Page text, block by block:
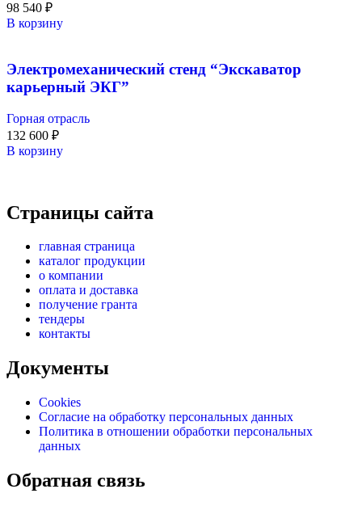
98 540 ₽
В корзину
Электромеханический стенд “Экскаватор
карьерный ЭКГ”
Горная отрасль
132 600 ₽
В корзину
Страницы сайта
главная страница
каталог продукции
о компании
оплата и доставка
получение гранта
тендеры
контакты
Документы
Cookies
Согласие на обработку персональных данных
Политика в отношении обработки персональных
данных
Обратная связь